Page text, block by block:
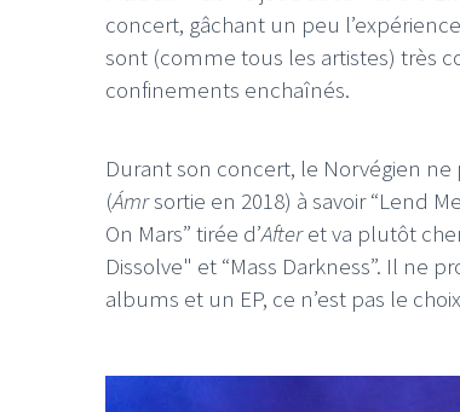
concert, gâchant un peu
sont (comme tous les artistes) très
confinements enchaînés.
Durant son concert, le Norvégien
(Ámrsortie en 2018) à savoir “Lend
On Mars” tirée d’Afteret va plutôt
Dissolve" et “Mass Darkness”. Il ne
albums et un EP, ce n’est pas le